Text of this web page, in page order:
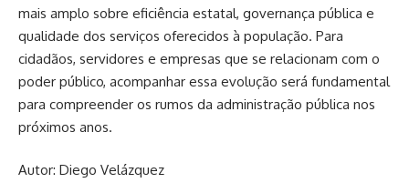
mais amplo sobre eficiência estatal, governança pública e
qualidade dos serviços oferecidos à população. Para
cidadãos, servidores e empresas que se relacionam com o
poder público, acompanhar essa evolução será fundamental
para compreender os rumos da administração pública nos
próximos anos.
Autor: Diego Velázquez